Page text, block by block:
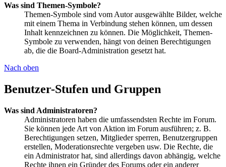
Was sind Themen-Symbole?
Themen-Symbole sind vom Autor ausgewählte Bilder, welche
mit einem Thema in Verbindung stehen können, um dessen
Inhalt kennzeichnen zu können. Die Möglichkeit, Themen-
Symbole zu verwenden, hängt von deinen Berechtigungen
ab, die die Board-Administration gesetzt hat.
Nach oben
Benutzer-Stufen und Gruppen
Was sind Administratoren?
Administratoren haben die umfassendsten Rechte im Forum.
Sie können jede Art von Aktion im Forum ausführen; z. B.
Berechtigungen setzen, Mitglieder sperren, Benutzergruppen
erstellen, Moderationsrechte vergeben usw. Die Rechte, die
ein Administrator hat, sind allerdings davon abhängig, welche
Rechte ihnen ein Gründer des Forums oder ein anderer